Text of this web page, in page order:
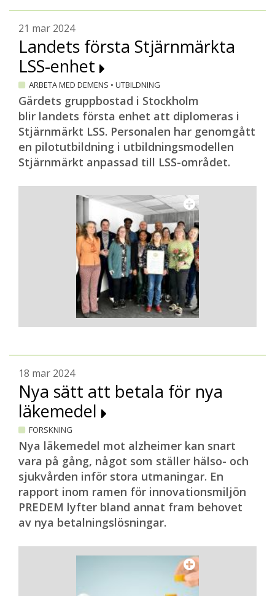
21 mar 2024
Landets första Stjärnmärkta
LSS-enhet
ARBETA MED DEMENS • UTBILDNING
Gärdets gruppbostad i Stockholm
blir landets första enhet att diplomeras i
Stjärnmärkt LSS. Personalen har genomgått
en pilotutbildning i utbildningsmodellen
Stjärnmärkt anpassad till LSS-området.
18 mar 2024
Nya sätt att betala för nya
läkemedel
FORSKNING
Nya läkemedel mot alzheimer kan snart
vara på gång, något som ställer hälso- och
sjukvården inför stora utmaningar. En
rapport inom ramen för innovationsmiljön
PREDEM lyfter bland annat fram behovet
av nya betalningslösningar.